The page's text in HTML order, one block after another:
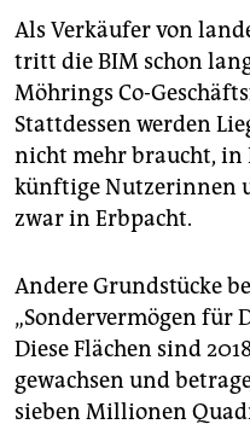
Als Verkäufer von
tritt die BIM schon
Möhrings Co-
Stattdessen werden
nicht mehr braucht, in
künftige Nutzerinnen
zwar in Erbpacht.
Andere Grundstücke
„Sondervermögen für
Diese Flächen sind
gewachsen und
sieben Millionen